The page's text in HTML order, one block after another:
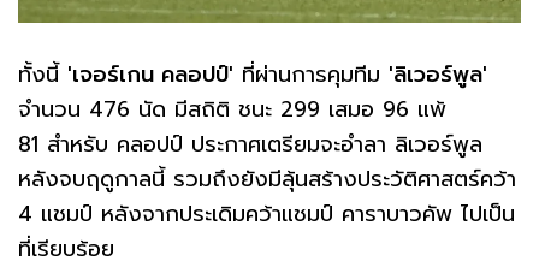
ทั้งนี้ 'เจอร์เกน คลอปป์' ที่ผ่านการคุมทีม 'ลิเวอร์พูล'
จำนวน 476 นัด มีสถิติ ชนะ 299 เสมอ 96 แพ้
81 สำหรับ คลอปป์ ประกาศเตรียมจะอำลา ลิเวอร์พูล
หลังจบฤดูกาลนี้ รวมถึงยังมีลุ้นสร้างประวัติศาสตร์คว้า
4 แชมป์ หลังจากประเดิมคว้าแชมป์ คาราบาวคัพ ไปเป็น
ที่เรียบร้อย